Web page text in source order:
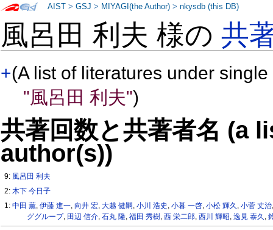
風呂田 利夫 様の共
+(A list of literatures under
"風呂田 利夫")
共著回数と共著者名 (a
author(s))
9: 風呂田 利夫
2:木下 今日子
1:中田 薫,伊藤 進一,向井 宏,大越 健嗣 ,小川 浩史 ,小暮 一啓,小松 輝久 ,小菅 丈治
ググループ, 田辺 信介, 石丸 隆, 福田 秀樹, 西 栄二郎, 西川 輝昭, 逸見 泰久 ,
AIST >GSJ > MIYAGI(the Author) >nkysdb (this DB)